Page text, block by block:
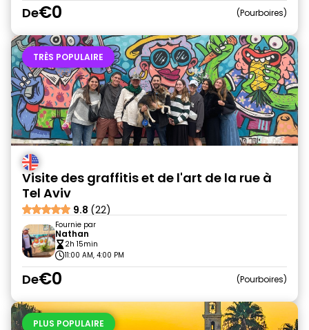
De€0 Pourboires
TRÈS POPULAIRE
Visite des graffitis et de l'art de la rue à
Tel Aviv
9.8 (22)
Fournie par
Nathan
2h 15min
11:00 AM, 4:00 PM
De€0 Pourboires
PLUS POPULAIRE